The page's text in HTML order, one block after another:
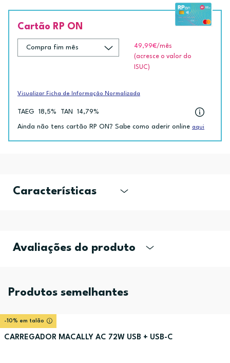
Cartão RP ON
49,99€/mês
(acresce o valor do
ISUC)
Visualizar Ficha de Informação Normalizada
TAEG 18,5% TAN 14,79%
Ainda não tens cartão RP ON? Sabe como aderir online aqui
Características
Avaliações do produto
Produtos semelhantes
-10% em talão
CARREGADOR MACALLY AC 72W USB + USB-C